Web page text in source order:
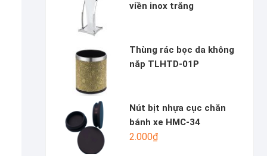
viền inox trắng
Thùng rác bọc da không
nắp TLHTD-01P
Nút bịt nhựa cục chắn
bánh xe HMC-34
2.000₫